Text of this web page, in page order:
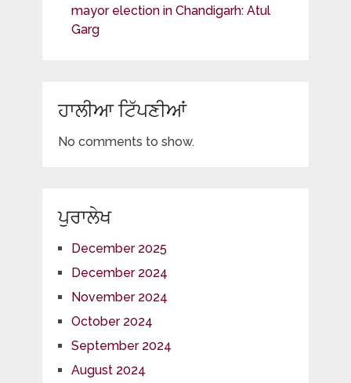
mayor election in Chandigarh: Atul
Garg
ਹਾਲੀਆ ਟਿੱਪਣੀਆਂ
No comments to show.
ਪੁਰਾਲੇਖ
December 2025
December 2024
November 2024
October 2024
September 2024
August 2024